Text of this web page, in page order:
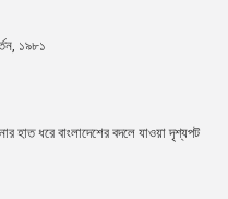
১৯৮১
হাত ধরে বাংলাদেশের বদলে যাওয়া দৃশ্যপট